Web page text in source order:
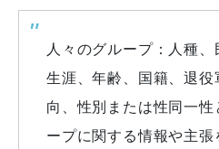
人々のグループ：人種、
生涯、年齢、国籍、退
向、性別または性同一
ープに関する情報や主